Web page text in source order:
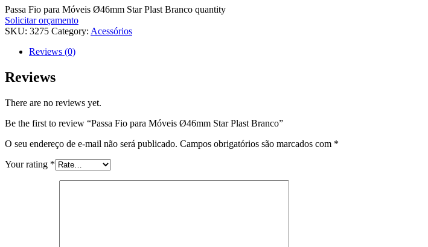
Passa Fio para Móveis Ø46mm Star Plast Branco quantity
Solicitar orçamento
SKU: 3275 Category: Acessórios
Reviews (0)
Reviews
There are no reviews yet.
Be the first to review “Passa Fio para Móveis Ø46mm Star Plast Branco”
O seu endereço de e-mail não será publicado. Campos obrigatórios são marcados com *
Your rating *